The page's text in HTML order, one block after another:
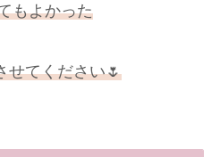
もよかった
せてください🌷